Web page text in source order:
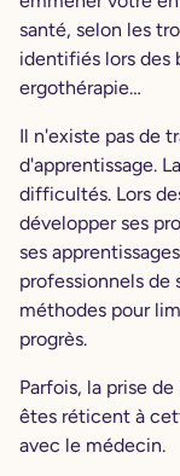
santé, selon les
identifiés lors des
ergothérapie…
Il n'existe pas de
d'apprentissage.
difficultés. Lors
développer ses
ses
professionnels de
méthodes pour
progrès.
Parfois, la prise
êtes réticent à
avec le médecin.